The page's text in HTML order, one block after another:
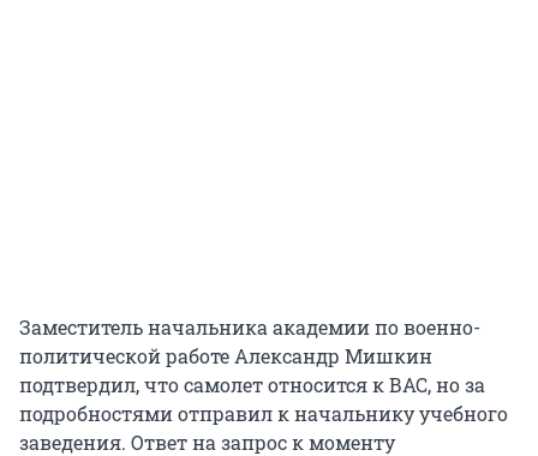
Заместитель начальника академии по военно-
политической работе Александр Мишкин
подтвердил, что самолет относится к ВАС, но за
подробностями отправил к начальнику учебного
заведения. Ответ на запрос к моменту